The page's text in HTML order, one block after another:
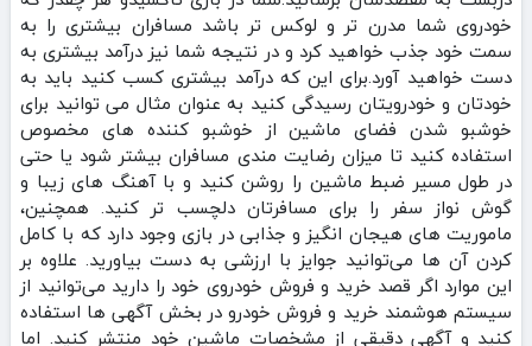
خودروی شما مدرن‌ تر و لوکس تر باشد مسافران بیشتری را به
سمت خود جذب خواهید کرد و در نتیجه شما نیز درآمد بیشتری به
دست خواهید آورد.برای این که درآمد بیشتری کسب کنید باید به
خودتان و خودرویتان رسیدگی کنید به عنوان مثال می‌ توانید برای
خوشبو شدن فضای ماشین از خوشبو کننده‌ های مخصوص
استفاده کنید تا میزان رضایت مندی مسافران بیشتر شود یا حتی
در طول مسیر ضبط ماشین را روشن کنید و با آهنگ های زیبا و
گوش نواز سفر را برای مسافرتان دلچسب تر کنید. همچنین،
ماموریت‌ های هیجان‌ انگیز و جذابی در بازی وجود دارد که با کامل
کردن آن‌ ها می‌توانید جوایز با ارزشی به دست بیاورید. علاوه بر
این موارد اگر قصد خرید و فروش خودروی خود را دارید می‌توانید از
سیستم هوشمند خرید و فروش خودرو در بخش آگهی ها استفاده
کنید و آگهی دقیقی از مشخصات ماشین خود منتشر کنید. اما